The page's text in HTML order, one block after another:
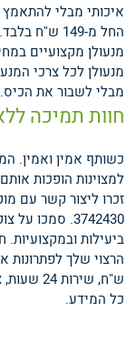
איכותי מבלי
החל מ-149
מנעולן מקצועיים
מנעולן לכל צרכי
מבלי לשבור את
חוות תמיכה
כשותף אמין ואמין.
למצוינות הופכות
3742430.
ביעילות
כל המידע.